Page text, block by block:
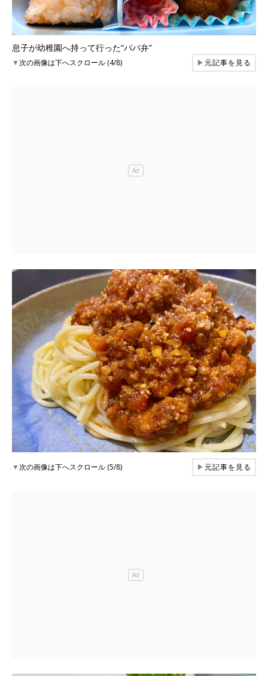
息子が幼稚園へ持って行った“パパ弁”
▼次の画像は下へスクロール (4/8) ▶元記事を見る
▼次の画像は下へスクロール (5/8) ▶元記事を見る